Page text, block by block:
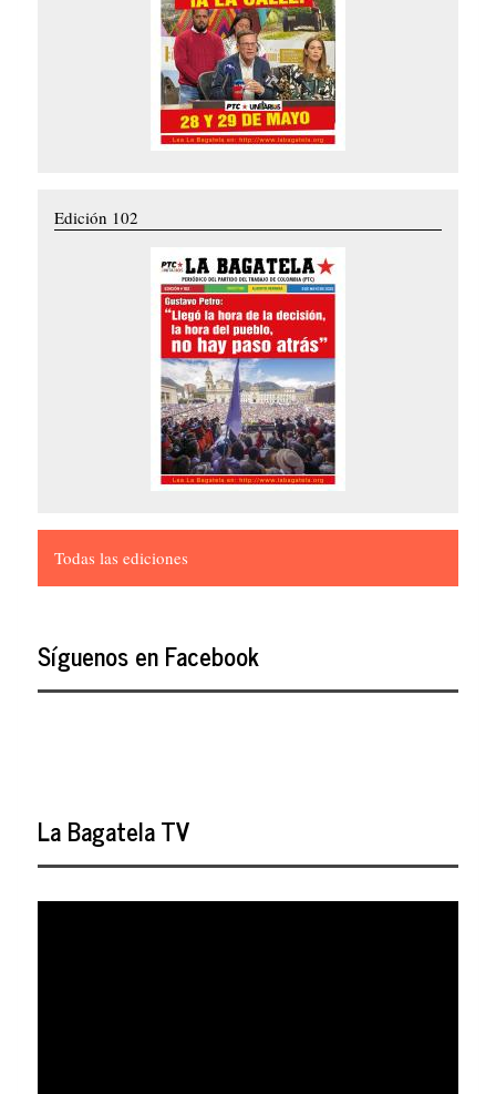
Edición 102
Todas las ediciones
Síguenos en Facebook
La Bagatela TV